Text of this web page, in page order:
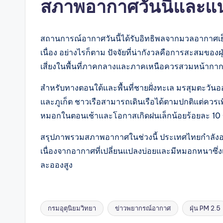
สภาพอากาศวันนี้และแ
สถานการณ์อากาศวันนี้ได้รับอิทธิพลจากมวลอากาศ
เนื่อง อย่างไรก็ตาม ปัจจัยที่น่ากังวลคือการสะสมข
เสี่ยงในพื้นที่ภาคกลางและภาคเหนือควรสวมหน้าก
สำหรับทางตอนใต้และพื้นที่ชายฝั่งทะเล มรสุมตะวัน
และภูเก็ต ชาวเรือสามารถเดินเรือได้ตามปกติแต่ค
หมอกในตอนเช้าและโอกาสเกิดฝนเล็กน้อยร้อยละ
สรุปภาพรวมสภาพอากาศในช่วงนี้ ประเทศไทยกำลั
เนื่องจากอากาศที่เปลี่ยนแปลงบ่อยและมีหมอกหนา
ละอองสูง
Tags:
กรมอุตุนิยมวิทยา ข่าวพยากรณ์อากาศ ฝุ่น PM 2.5